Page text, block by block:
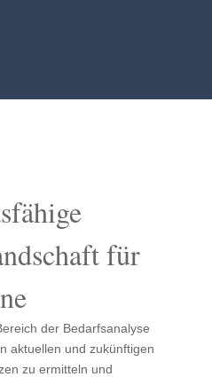
für
der Bedarfsanalyse
aktuellen und zukünftigen
zu ermitteln und